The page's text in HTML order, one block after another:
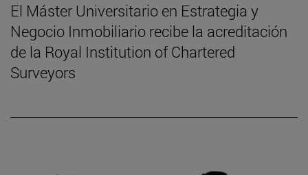
El Máster Universitario en Estrategia y
Negocio Inmobiliario recibe la acreditación
de la Royal Institution of Chartered
Surveyors